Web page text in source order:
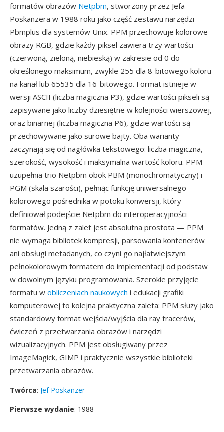
formatów obrazów Netpbm, stworzony przez Jefa
Poskanzera w 1988 roku jako część zestawu narzędzi
Pbmplus dla systemów Unix. PPM przechowuje kolorowe
obrazy RGB, gdzie każdy piksel zawiera trzy wartości
(czerwoną, zieloną, niebieską) w zakresie od 0 do
określonego maksimum, zwykle 255 dla 8-bitowego koloru
na kanał lub 65535 dla 16-bitowego. Format istnieje w
wersji ASCII (liczba magiczna P3), gdzie wartości pikseli są
zapisywane jako liczby dziesiętne w kolejności wierszowej,
oraz binarnej (liczba magiczna P6), gdzie wartości są
przechowywane jako surowe bajty. Oba warianty
zaczynają się od nagłówka tekstowego: liczba magiczna,
szerokość, wysokość i maksymalna wartość koloru. PPM
uzupełnia trio Netpbm obok PBM (monochromatyczny) i
PGM (skala szarości), pełniąc funkcję uniwersalnego
kolorowego pośrednika w potoku konwersji, który
definiował podejście Netpbm do interoperacyjności
formatów. Jedną z zalet jest absolutna prostota — PPM
nie wymaga bibliotek kompresji, parsowania kontenerów
ani obsługi metadanych, co czyni go najłatwiejszym
pełnokolorowym formatem do implementacji od podstaw
w dowolnym języku programowania. Szerokie przyjęcie
formatu w obliczeniach naukowych i edukacji grafiki
komputerowej to kolejna praktyczna zaleta: PPM służy jako
standardowy format wejścia/wyjścia dla ray tracerów,
ćwiczeń z przetwarzania obrazów i narzędzi
wizualizacyjnych. PPM jest obsługiwany przez
ImageMagick, GIMP i praktycznie wszystkie biblioteki
przetwarzania obrazów.
Twórca: Jef Poskanzer
Pierwsze wydanie: 1988